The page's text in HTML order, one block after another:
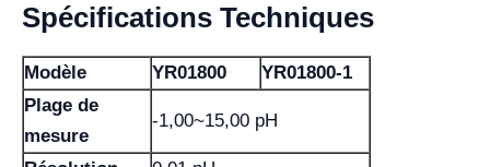
Spécifications Techniques
Modèle YR01800
YR01800-1
Plage de
mesure
-1,00~15,00 pH